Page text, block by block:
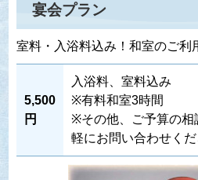
宴会プラン
室料・入浴料込み！和室のご利
5,500
円
入浴料、室料込み
※有料和室3時間
※その他、ご予算の相
軽にお問い合わせくだ